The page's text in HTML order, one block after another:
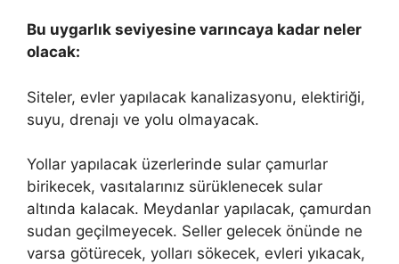
Bu uygarlık seviyesine varıncaya kadar neler
olacak:
Siteler, evler yapılacak kanalizasyonu, elektiriği,
suyu, drenajı ve yolu olmayacak.
Yollar yapılacak üzerlerinde sular çamurlar
birikecek, vasıtalarınız sürüklenecek sular
altında kalacak. Meydanlar yapılacak, çamurdan
sudan geçilmeyecek. Seller gelecek önünde ne
varsa götürecek, yolları sökecek, evleri yıkacak,